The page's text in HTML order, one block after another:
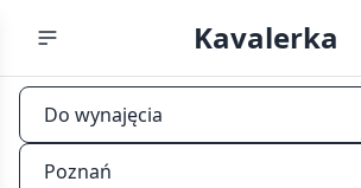
Kavalerka
Kawalerka
Junikowo
Do wynajęcia
Poznań